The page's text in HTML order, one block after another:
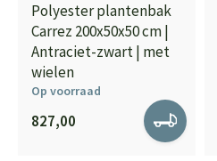
Polyester plantenbak
Carrez 200x50x50 cm |
Antraciet-zwart | met
wielen
Op voorraad
827,00